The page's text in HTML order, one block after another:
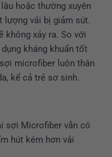
hoặc thường xuyên
lượng vải bị giảm sút.
không xảy ra. So với
kháng khuẩn tốt
microfiber luôn thân
kể cả trẻ sơ sinh.
sợi Microfiber vẫn có
hút kém hơn vải